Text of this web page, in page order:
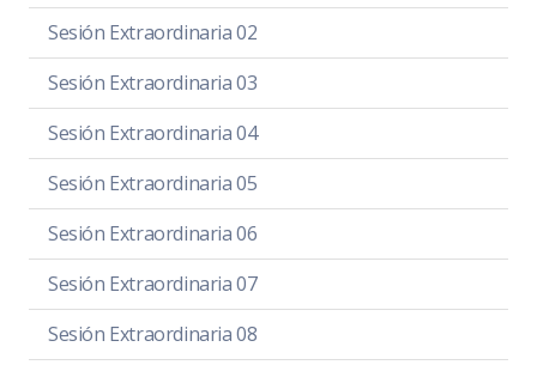
Sesión Extraordinaria 02
Sesión Extraordinaria 03
Sesión Extraordinaria 04
Sesión Extraordinaria 05
Sesión Extraordinaria 06
Sesión Extraordinaria 07
Sesión Extraordinaria 08